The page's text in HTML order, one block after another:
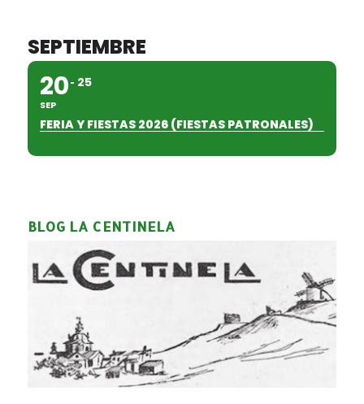
SEPTIEMBRE
20
SEP
25
FERIA Y FIESTAS 2026 (FIESTAS PATRONALES)
BLOG LA CENTINELA